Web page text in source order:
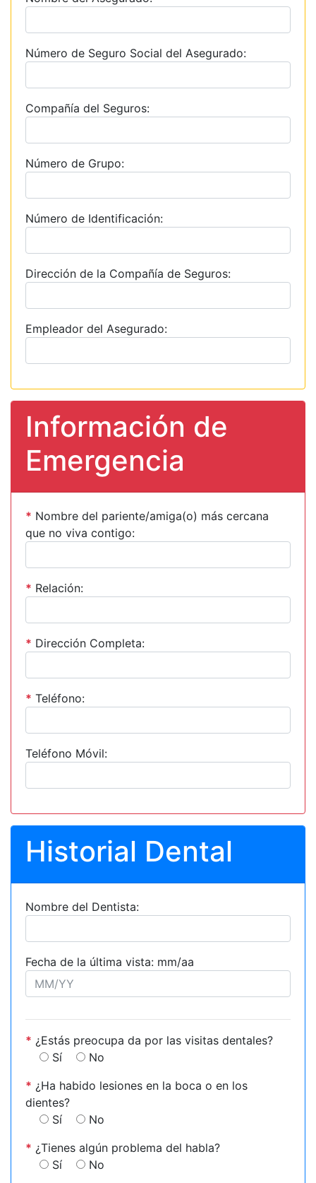
Número de Seguro Social del Asegurado:
Compañía del Seguros:
Número de Grupo:
Número de Identificación:
Dirección de la Compañía de Seguros:
Empleador del Asegurado:
Información de
Emergencia
* Nombre del pariente/amiga(o) más cercana
que no viva contigo:
* Relación:
* Dirección Completa:
* Teléfono:
Teléfono Móvil:
Historial Dental
Nombre del Dentista:
Fecha de la última vista: mm/aa
* ¿Estás preocupa da por las visitas dentales?
Sí
No
* ¿Ha habido lesiones en la boca o en los
dientes?
Sí
No
* ¿Tienes algún problema del habla?
Sí
No